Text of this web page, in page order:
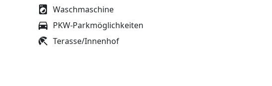
Waschmaschine
PKW-Parkmöglichkeiten
Terasse/Innenhof